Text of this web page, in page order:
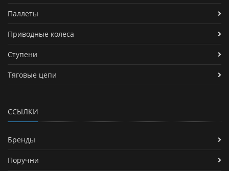
Паллеты
Приводные колеса
Ступени
Тяговые цепи
ССЫЛКИ
Бренды
Поручни